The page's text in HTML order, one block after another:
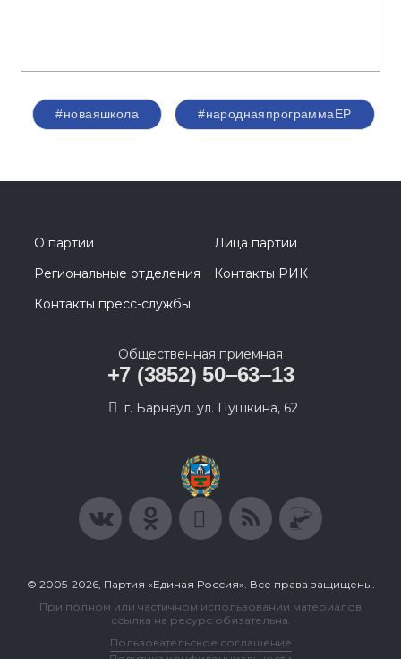
#новаяшкола #народнаяпрограммаЕР
О партии
Лица партии
Региональные отделения
Контакты РИК
Контакты пресс-службы
Общественная приемная
+7 (3852) 50‒63‒13
г. Барнаул, ул. Пушкина, 62
© 2005-2026, Партия «Единая Россия». Все права защищены.
При полном или частичном использовании материалов
ссылка на ресурс обязательна.
Пользовательское соглашение